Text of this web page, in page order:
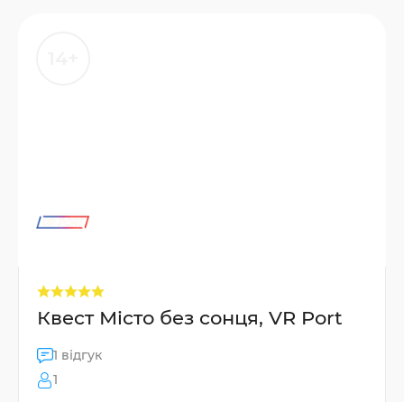
Квест Місто без сонця, VR Port
1 відгук
1